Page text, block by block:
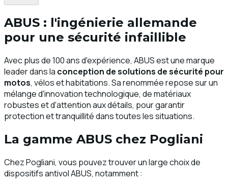
ABUS : l'ingénierie allemande
pour une sécurité infaillible
Avec plus de 100 ans d'expérience, ABUS est une marque
leader dans la conception de solutions de sécurité pour
motos, vélos et habitations. Sa renommée repose sur un
mélange d'innovation technologique, de matériaux
robustes et d'attention aux détails, pour garantir
protection et tranquillité dans toutes les situations.
La gamme ABUS chez Pogliani
Chez Pogliani, vous pouvez trouver un large choix de
dispositifs antivol ABUS, notamment :